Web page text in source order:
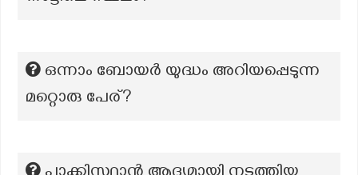
ഒന്നാം ബോയർ യുദ്ധം അറിയപ്പെടുന്ന
മറ്റൊരു പേര്?